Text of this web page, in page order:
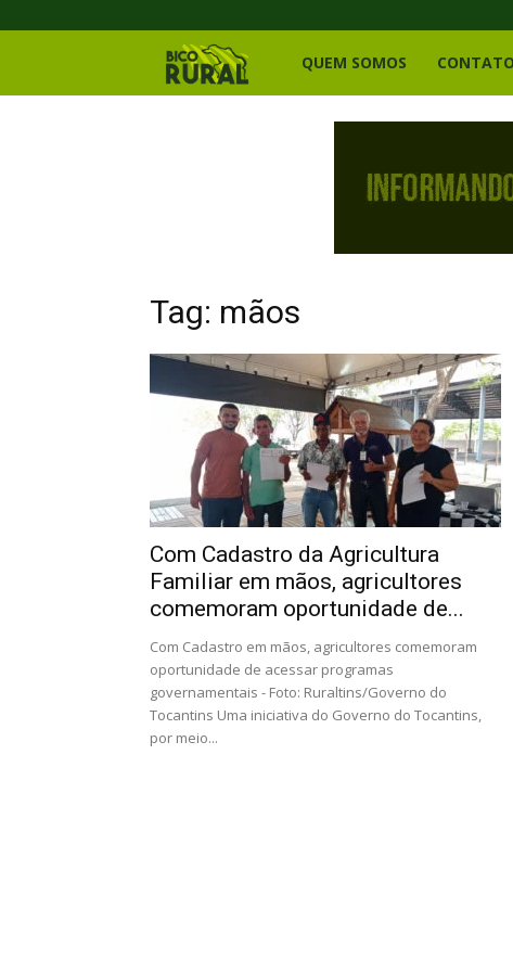
Bico
QUEM SOMOS CONTATO
Tag: mãos
Com Cadastro da Agricultura
Familiar em mãos, agricultores
comemoram oportunidade de...
Com Cadastro em mãos, agricultores comemoram
oportunidade de acessar programas
governamentais - Foto: Ruraltins/Governo do
Tocantins Uma iniciativa do Governo do Tocantins,
por meio...